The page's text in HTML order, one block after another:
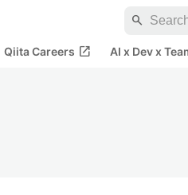
search
Qiita Careers open_in_new AI x Dev x